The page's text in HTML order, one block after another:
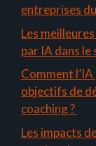
entreprises
Les
par IA dans
Comment
objectifs de
coaching ?
Les impacts